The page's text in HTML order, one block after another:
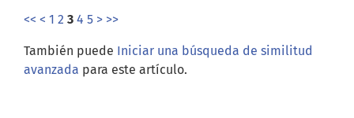
<< < 1 2 3 4 5 > >>
También puede Iniciar una búsqueda de similitud
avanzada para este artículo.